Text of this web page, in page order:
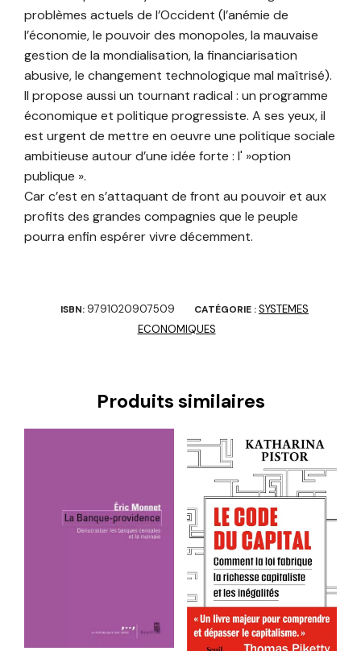
problèmes actuels de l’Occident (l’anémie de
l’économie, le pouvoir des monopoles, la mauvaise
gestion de la mondialisation, la financiarisation
abusive, le changement technologique mal maîtrisé).
Il propose aussi un tournant radical : un programme
économique et politique progressiste. A ses yeux, il
est urgent de mettre en oeuvre une politique sociale
ambitieuse autour d’une idée forte : l' »option
publique ».
Car c’est en s’attaquant de front au pouvoir et aux
profits des grandes compagnies que le peuple
pourra enfin espérer vivre décemment.
ISBN: 9791020907509 CATÉGORIE :SYSTEMES
ECONOMIQUES
Produits similaires